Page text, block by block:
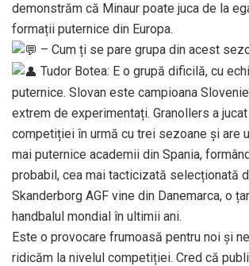
demonstrăm că Minaur poate juca de la
formații puternice din Europa.
– Cum ți se pare grupa din acest
Tudor Botea: E o grupă dificilă, cu
puternice. Slovan este campioana
extrem de experimentați. Granollers a
competiției în urmă cu trei sezoane și are
mai puternice academii din Spania,
probabil, cea mai tacticizată selecționată
Skanderborg AGF vine din Danemarca, o
handbalul mondial în ultimii ani.
Este o provocare frumoasă pentru noi și
ridicăm la nivelul competiției. Cred că